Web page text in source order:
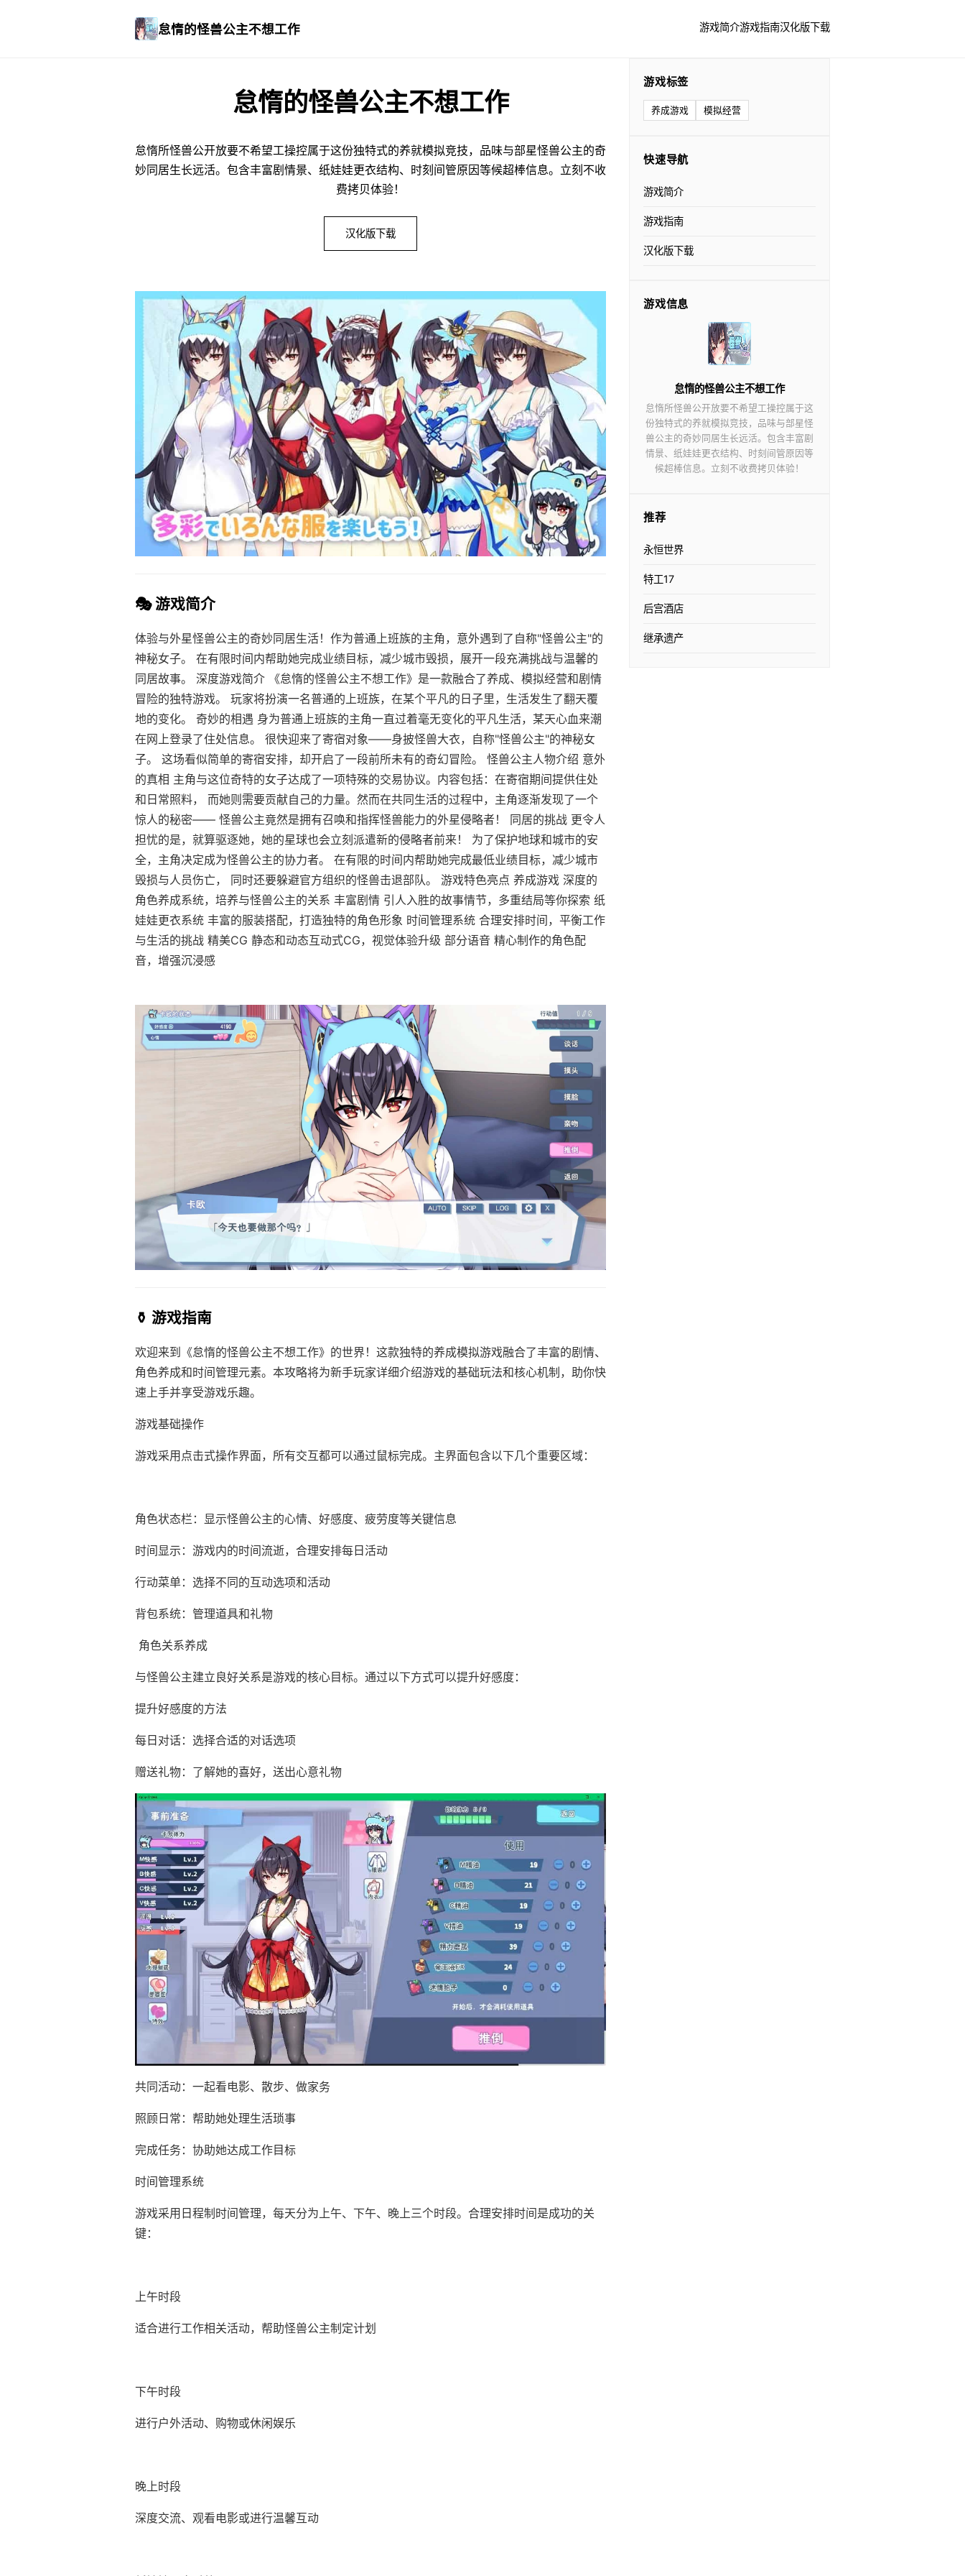
怠惰的怪兽公主不想工作 游戏简介游戏指南汉化版下载
怠惰的怪兽公主不想工作
怠惰所怪兽公开放要不希望工操控属于这份独特式的养就模拟竞技，品味与部星怪兽公主的奇
妙同居生长远活。包含丰富剧情景、纸娃娃更衣结构、时刻间管原因等候超棒信息。立刻不收
费拷贝体验！
汉化版下载
🎭 游戏简介
体验与外星怪兽公主的奇妙同居生活！作为普通上班族的主角，意外遇到了自称"怪兽公主"的
神秘女子。 在有限时间内帮助她完成业绩目标，减少城市毁损，展开一段充满挑战与温馨的
同居故事。 深度游戏简介 《怠惰的怪兽公主不想工作》是一款融合了养成、模拟经营和剧情
冒险的独特游戏。 玩家将扮演一名普通的上班族，在某个平凡的日子里，生活发生了翻天覆
地的变化。 奇妙的相遇 身为普通上班族的主角一直过着毫无变化的平凡生活，某天心血来潮
在网上登录了住处信息。 很快迎来了寄宿对象——身披怪兽大衣，自称"怪兽公主"的神秘女
子。 这场看似简单的寄宿安排，却开启了一段前所未有的奇幻冒险。 怪兽公主人物介绍 意外
的真相 主角与这位奇特的女子达成了一项特殊的交易协议。内容包括：在寄宿期间提供住处
和日常照料， 而她则需要贡献自己的力量。然而在共同生活的过程中，主角逐渐发现了一个
惊人的秘密—— 怪兽公主竟然是拥有召唤和指挥怪兽能力的外星侵略者！ 同居的挑战 更令人
担忧的是，就算驱逐她，她的星球也会立刻派遣新的侵略者前来！ 为了保护地球和城市的安
全，主角决定成为怪兽公主的协力者。 在有限的时间内帮助她完成最低业绩目标，减少城市
毁损与人员伤亡， 同时还要躲避官方组织的怪兽击退部队。 游戏特色亮点 养成游戏 深度的
角色养成系统，培养与怪兽公主的关系 丰富剧情 引人入胜的故事情节，多重结局等你探索 纸
娃娃更衣系统 丰富的服装搭配，打造独特的角色形象 时间管理系统 合理安排时间，平衡工作
与生活的挑战 精美CG 静态和动态互动式CG，视觉体验升级 部分语音 精心制作的角色配
音，增强沉浸感
⚱️ 游戏指南
欢迎来到《怠惰的怪兽公主不想工作》的世界！这款独特的养成模拟游戏融合了丰富的剧情、
角色养成和时间管理元素。本攻略将为新手玩家详细介绍游戏的基础玩法和核心机制，助你快
速上手并享受游戏乐趣。
游戏基础操作
游戏采用点击式操作界面，所有交互都可以通过鼠标完成。主界面包含以下几个重要区域：
角色状态栏：显示怪兽公主的心情、好感度、疲劳度等关键信息
时间显示：游戏内的时间流逝，合理安排每日活动
行动菜单：选择不同的互动选项和活动
背包系统：管理道具和礼物
角色关系养成
与怪兽公主建立良好关系是游戏的核心目标。通过以下方式可以提升好感度：
提升好感度的方法
每日对话：选择合适的对话选项
赠送礼物：了解她的喜好，送出心意礼物
共同活动：一起看电影、散步、做家务
照顾日常：帮助她处理生活琐事
完成任务：协助她达成工作目标
时间管理系统
游戏采用日程制时间管理，每天分为上午、下午、晚上三个时段。合理安排时间是成功的关
键：
上午时段
适合进行工作相关活动，帮助怪兽公主制定计划
下午时段
进行户外活动、购物或休闲娱乐
晚上时段
深度交流、观看电影或进行温馨互动
游戏标签
养成游戏 模拟经营
快速导航
游戏简介
游戏指南
汉化版下载
游戏信息
怠惰的怪兽公主不想工作
怠惰所怪兽公开放要不希望工操控属于这
份独特式的养就模拟竞技，品味与部星怪
兽公主的奇妙同居生长远活。包含丰富剧
情景、纸娃娃更衣结构、时刻间管原因等
候超棒信息。立刻不收费拷贝体验！
推荐
永恒世界
特工17
后宫酒店
继承遗产